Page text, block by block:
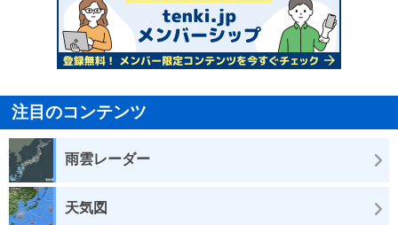
注目のコンテンツ
雨雲レーダー
天気図